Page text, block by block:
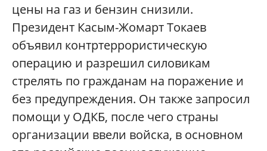
цены на газ и бензин снизили.
Президент Касым-Жомарт Токаев
объявил контртеррористическую
операцию и разрешил силовикам
стрелять по гражданам на поражение и
без предупреждения. Он также запросил
помощи у ОДКБ, после чего страны
организации ввели войска, в основном